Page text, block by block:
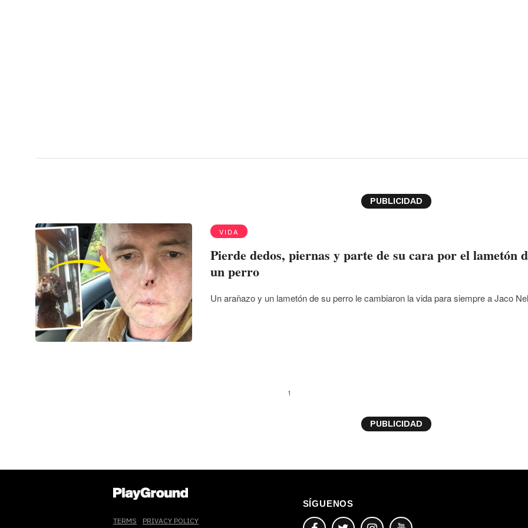
PUBLICIDAD
VIDA
Pierde dedos, piernas y parte de su cara por el lametón
un perro
Un arañazo y un lametón de su perro le cambiaron la vida para siempre a Jaco
1
PUBLICIDAD
TERMS PRIVACY POLICY
SÍGUENOS